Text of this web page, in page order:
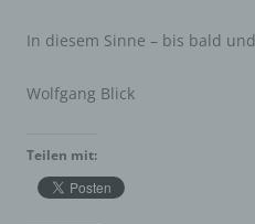
In diesem Sinne – bis bald
Wolfgang Blick
Teilen mit: